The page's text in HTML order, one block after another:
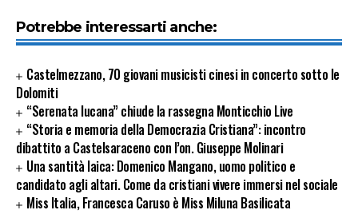
Potrebbe interessarti anche:
Castelmezzano, 70 giovani musicisti cinesi in concerto sotto le
Dolomiti
“Serenata lucana” chiude la rassegna Monticchio Live
“Storia e memoria della Democrazia Cristiana”: incontro
dibattito a Castelsaraceno con l’on. Giuseppe Molinari
Una santità laica: Domenico Mangano, uomo politico e
candidato agli altari. Come da cristiani vivere immersi nel sociale
Miss Italia, Francesca Caruso è Miss Miluna Basilicata